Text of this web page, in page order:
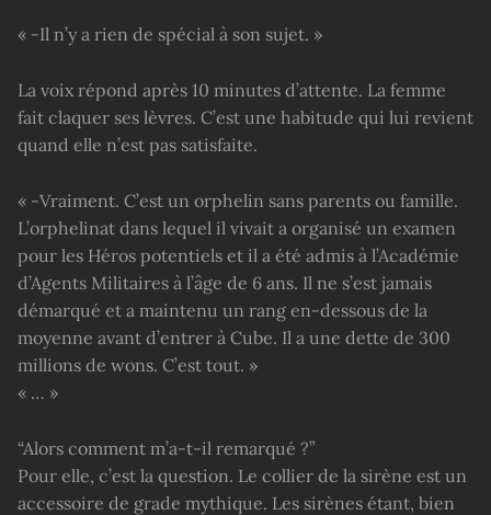
« -Il n’y a rien de spécial à son sujet. »
La voix répond après 10 minutes d’attente. La femme
fait claquer ses lèvres. C’est une habitude qui lui revient
quand elle n’est pas satisfaite.
« -Vraiment. C’est un orphelin sans parents ou famille.
L’orphelinat dans lequel il vivait a organisé un examen
pour les Héros potentiels et il a été admis à l’Académie
d’Agents Militaires à l’âge de 6 ans. Il ne s’est jamais
démarqué et a maintenu un rang en-dessous de la
moyenne avant d’entrer à Cube. Il a une dette de 300
millions de wons. C’est tout. »
« … »
“Alors comment m’a-t-il remarqué ?”
Pour elle, c’est la question. Le collier de la sirène est un
accessoire de grade mythique. Les sirènes étant, bien